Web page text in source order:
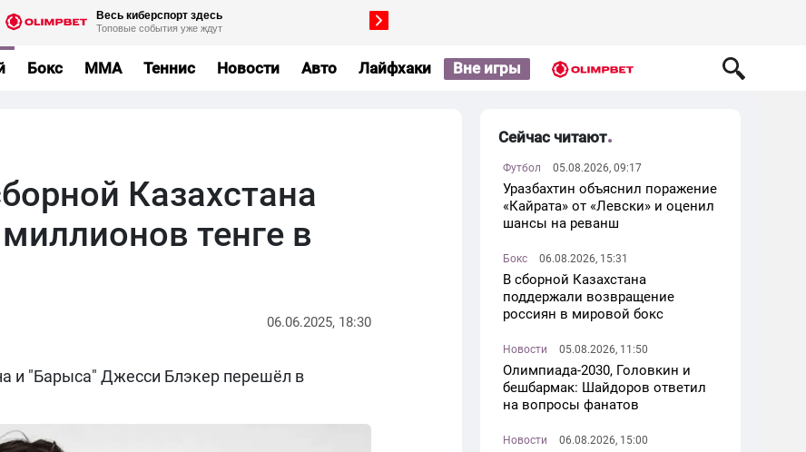
Бокс MMA Теннис Новости Авто Лайфхаки Вне игры
Казахстана
тенге в
06.06.2025, 18:30
и "Барыса" Джесси Блэкер перешёл в
Сейчас читают
Футбол 05.08.2026, 09:17
Уразбахтин объяснил поражение
«Кайрата» от «Левски» и оценил
шансы на реванш
Бокс 06.08.2026, 15:31
В сборной Казахстана
поддержали возвращение
россиян в мировой бокс
Новости 05.08.2026, 11:50
Олимпиада-2030, Головкин и
бешбармак: Шайдоров ответил
на вопросы фанатов
Новости 06.08.2026, 15:00